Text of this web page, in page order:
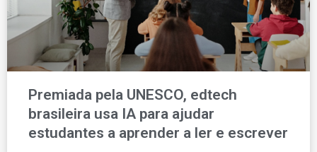
Premiada pela UNESCO, edtech
brasileira usa IA para ajudar
estudantes a aprender a ler e escrever